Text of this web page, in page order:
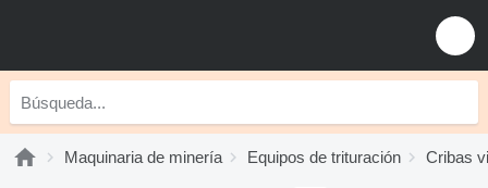
Maquinaria de minería Equipos de trituración Cribas